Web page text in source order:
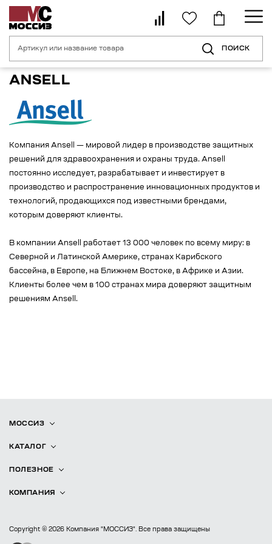
ПОИСК
Главная страница
ANSELL
Компания Ansell — мировой лидер в производстве защитных
решений для здравоохранения и охраны труда. Ansell
постоянно исследует, разрабатывает и инвестирует в
производство и распространение инновационных продуктов и
технологий, продающихся под известными брендами,
которым доверяют клиенты.
В компании Ansell работает 13 000 человек по всему миру: в
Северной и Латинской Америке, странах Карибского
бассейна, в Европе, на Ближнем Востоке, в Африке и Азии.
Клиенты более чем в 100 странах мира доверяют защитным
решениям Ansell.
МОССИЗ
КАТАЛОГ
ПОЛЕЗНОЕ
КОМПАНИЯ
Copyright © 2026 Компания "МОССИЗ". Все права защищены